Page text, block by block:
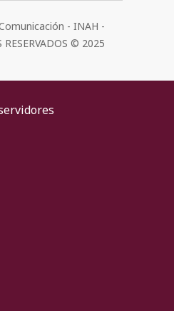
- INAH -
RESERVADOS © 2025